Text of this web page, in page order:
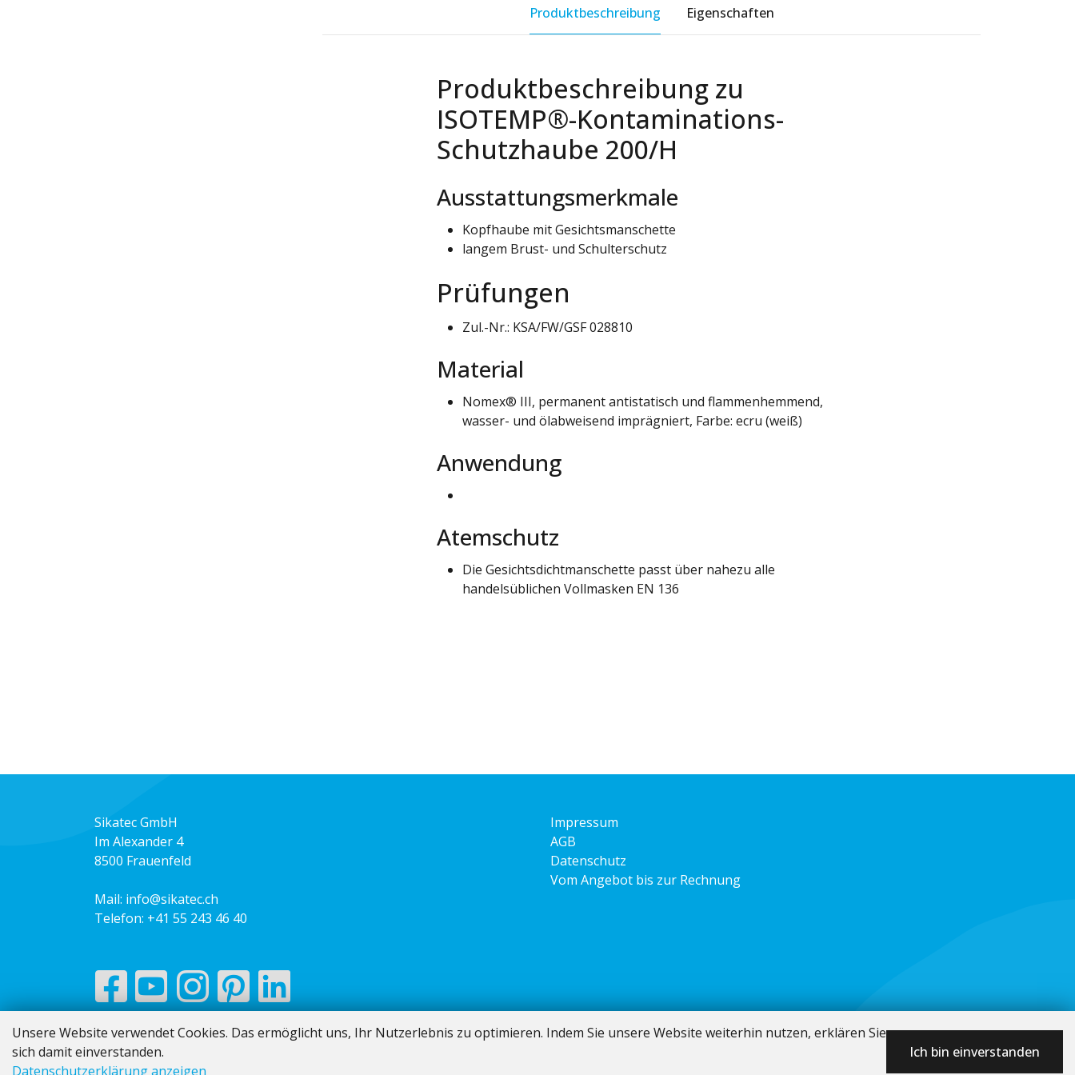
Produktbeschreibung Eigenschaften
Produktbeschreibung zu
ISOTEMP®-Kontaminations-
Schutzhaube 200/H
Ausstattungsmerkmale
Kopfhaube mit Gesichtsmanschette
langem Brust- und Schulterschutz
Prüfungen
Zul.-Nr.: KSA/FW/GSF 028810
Material
Nomex® III, permanent antistatisch und flammenhemmend,
wasser- und ölabweisend imprägniert, Farbe: ecru (weiß)
Anwendung
Atemschutz
Die Gesichtsdichtmanschette passt über nahezu alle
handelsüblichen Vollmasken EN 136
Sikatec GmbH
Im Alexander 4
8500 Frauenfeld
Mail: info@sikatec.ch
Telefon: +41 55 243 46 40
Impressum
AGB
Datenschutz
Vom Angebot bis zur Rechnung
Unsere Website verwendet Cookies. Das ermöglicht uns, Ihr Nutzerlebnis zu optimieren. Indem Sie unsere Website weiterhin nutzen, erklären Sie
sich damit einverstanden.
Datenschutzerklärung anzeigen
Ich bin einverstanden